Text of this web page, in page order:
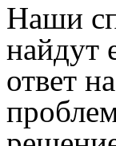
Наши
найдут
ответ